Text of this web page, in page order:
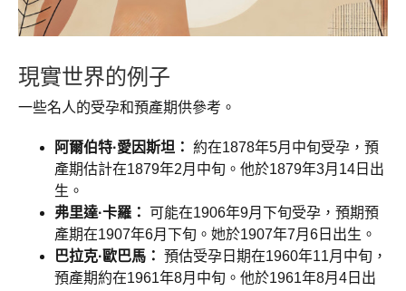
現實世界的例子
一些名人的受孕和預產期供參考。
阿爾伯特·愛因斯坦： 約在1878年5月中旬受孕，預
產期估計在1879年2月中旬。他於1879年3月14日出
生。
弗里達·卡羅： 可能在1906年9月下旬受孕，預期預
產期在1907年6月下旬。她於1907年7月6日出生。
巴拉克·歐巴馬： 預估受孕日期在1960年11月中旬，
預產期約在1961年8月中旬。他於1961年8月4日出